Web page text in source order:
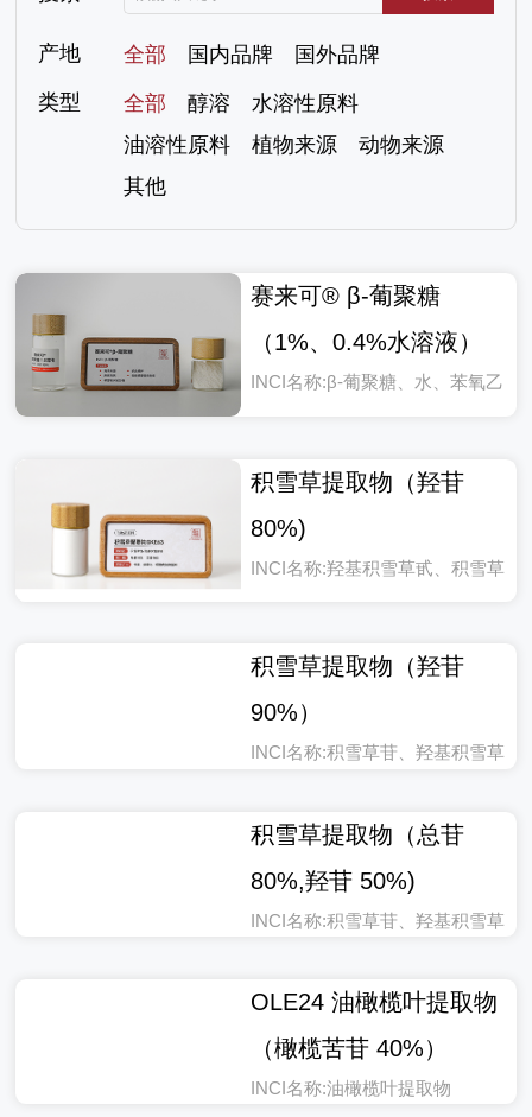
产地 全部 国内品牌
国外品牌
类型
全部 醇溶
水溶性原料
油溶性原料
植物来源
动物来源
其他
赛来可® β-葡聚糖
（1%、0.4%水溶液）
INCI名称:β-葡聚糖、水、苯氧乙
积雪草提取物（羟苷
80%)
INCI名称:羟基积雪草甙、积雪草
积雪草提取物（羟苷
90%）
INCI名称:积雪草苷、羟基积雪草
积雪草提取物（总苷
80%,羟苷 50%)
OLE24 油橄榄叶提取物
（橄榄苦苷 40%）